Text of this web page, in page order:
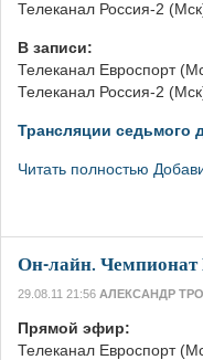
Телеканал Россия-2
В записи:
Телеканал Евроспорт
Телеканал Россия-2
Трансляции седьмого
Читать полностью
Он-лайн. Чемпионат
29.08.11 21:56 АЛЕКСАНДР
Прямой эфир:
Телеканал Евроспорт